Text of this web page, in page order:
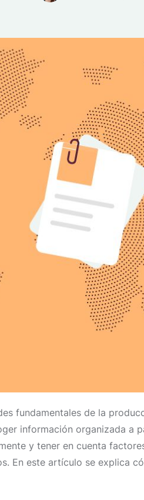
fundamentales de la
información organizada a
y tener en cuenta
En este artículo se explica